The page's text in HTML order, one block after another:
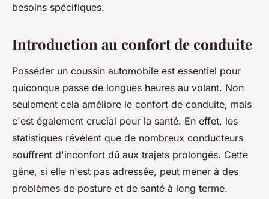
besoins spécifiques.
Introduction au confort de conduite
Posséder un coussin automobile est essentiel pour
quiconque passe de longues heures au volant. Non
seulement cela améliore le confort de conduite, mais
c'est également crucial pour la santé. En effet, les
statistiques révèlent que de nombreux conducteurs
souffrent d'inconfort dû aux trajets prolongés. Cette
gêne, si elle n'est pas adressée, peut mener à des
problèmes de posture et de santé à long terme.